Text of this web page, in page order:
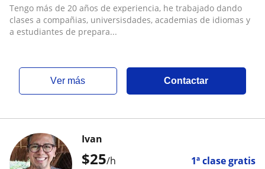
Tengo más de 20 años de experiencia, he trabajado dando
clases a compañias, universisdades, academias de idiomas y
a estudiantes de prepara...
ver más Contactar
$25/h 1ª clase gratis
Ivan